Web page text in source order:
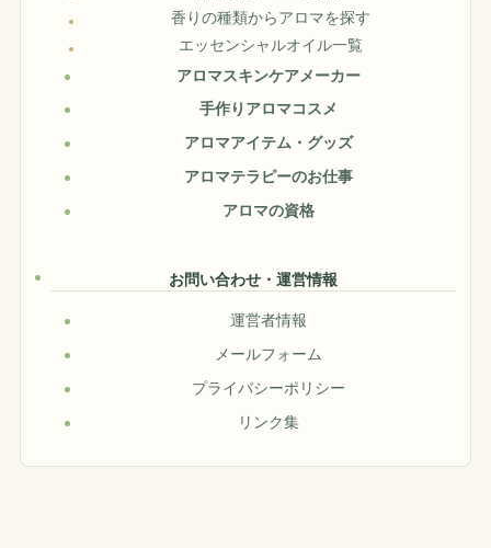
香りの種類からアロマを探す
エッセンシャルオイル一覧
アロマスキンケアメーカー
手作りアロマコスメ
アロマアイテム・グッズ
アロマテラピーのお仕事
アロマの資格
お問い合わせ・運営情報
運営者情報
メールフォーム
プライバシーポリシー
リンク集